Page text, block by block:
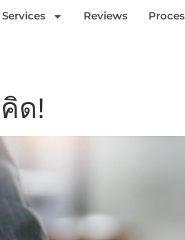
Reviews
ด!